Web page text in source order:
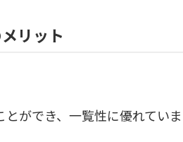
リット
ができ、一覧性に優れていま